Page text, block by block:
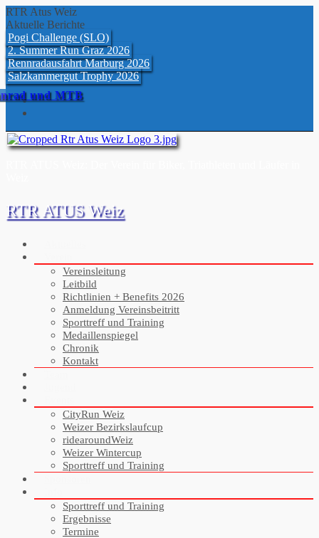
Skip
to
content
RTR Atus Weiz
Aktuelle Berichte
Pogi Challenge (SLO)
2. Summer Run Graz 2026
Rennradausfahrt Marburg 2026
Salzkammergut Trophy 2026
RTR ATUS Weiz
Vereinsleitung
Leitbild
Richtlinien + Benefits 2026
Anmeldung Vereinsbeitritt
Sporttreff und Training
Medaillenspiegel
Chronik
Kontakt
CityRun Weiz
Weizer Bezirkslaufcup
ridearoundWeiz
Weizer Wintercup
Sporttreff und Training
Sporttreff und Training
Ergebnisse
Termine
und MTB